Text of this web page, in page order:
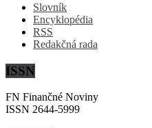
Slovník
Encyklopédia
RSS
Redakčná rada
ISSN
FN Finančné Noviny
ISSN 2644-5999